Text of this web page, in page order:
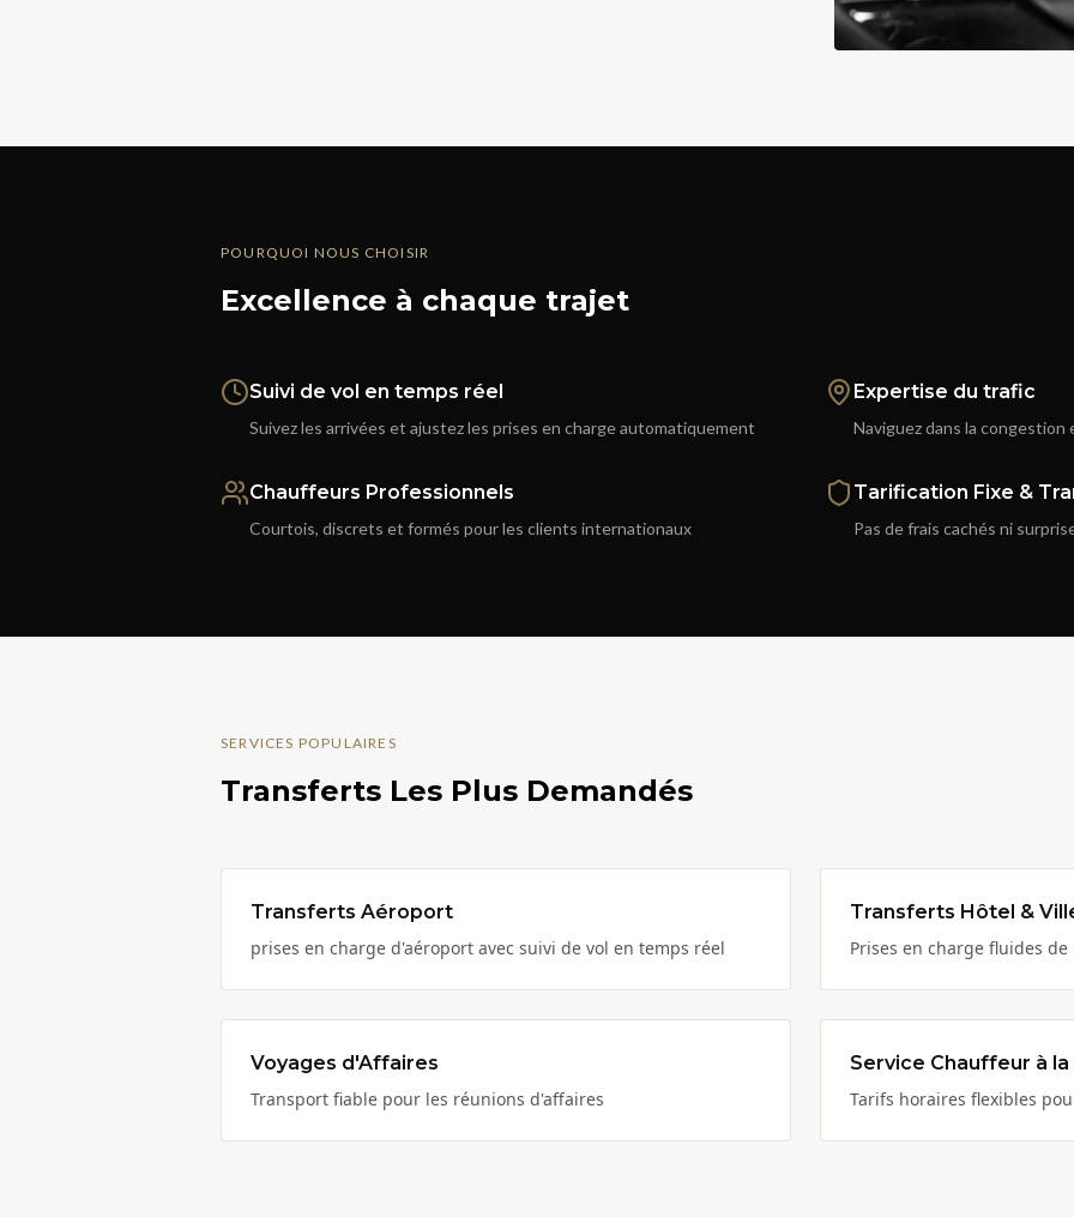
POURQUOI NOUS CHOISIR
Excellence à chaque trajet
Suivi de vol en temps réel
Suivez les arrivées et ajustez les prises en charge automatiquement
Expertise du trafic
Naviguez dans la
Chauffeurs Professionnels
Courtois, discrets et formés pour les clients internationaux
Tarification Fixe &
Pas de frais cachés ni
SERVICES POPULAIRES
Transferts Les Plus Demandés
Transferts Aéroport
prises en charge d'aéroport avec suivi de vol en temps réel
Transferts Hôtel &
Prises en charge fluides
Voyages d'Affaires
Transport fiable pour les réunions d'affaires
Service Chauffeur à
Tarifs horaires flexibles